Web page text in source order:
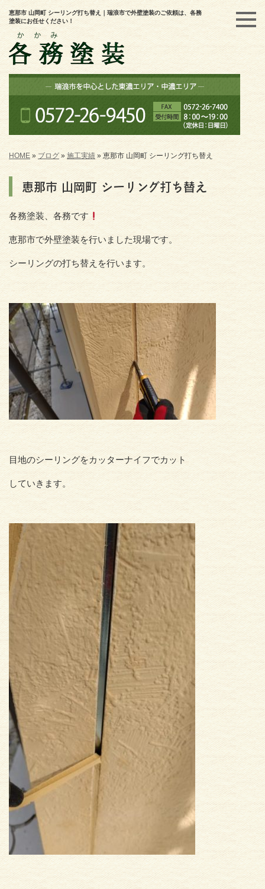
恵那市 山岡町 シーリング打ち替え｜瑞浪市で外壁塗装のご依頼は、各務
塗装にお任せください！
HOME » ブログ » 施工実績 » 恵那市 山岡町 シーリング打ち替え
恵那市 山岡町 シーリング打ち替え
各務塗装、各務です
恵那市で外壁塗装を行いました現場です。
シーリングの打ち替えを行います。
目地のシーリングをカッターナイフでカット
していきます。